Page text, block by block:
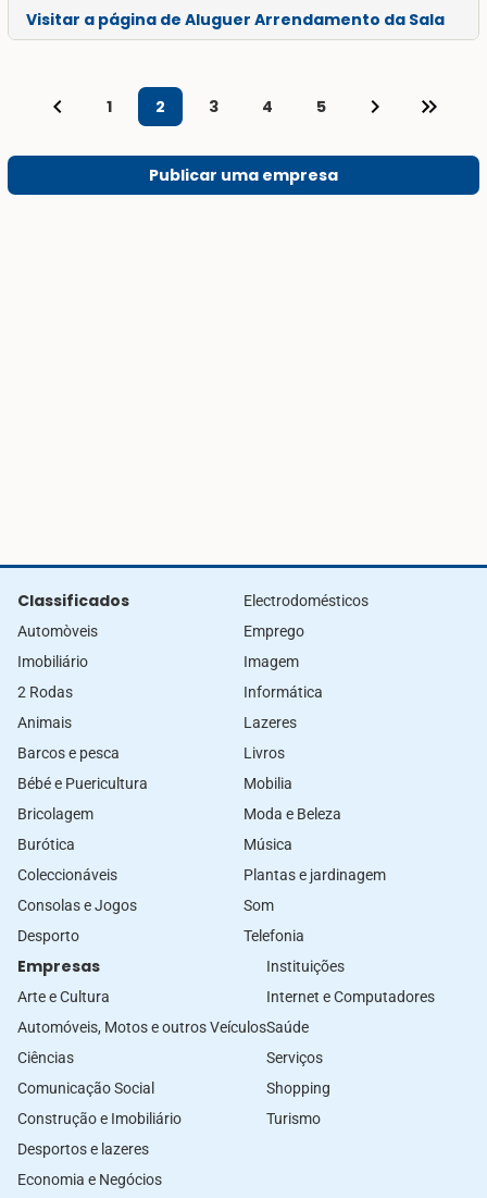
Visitar a página de Aluguer Arrendamento da Sala
keyboard_arrow_left 1 2 3 4 5 keyboard_arrow_right keyboard_double_arrow_right
Publicar uma empresa
Classificados
Automòveis
Imobiliário
2 Rodas
Animais
Barcos e pesca
Bébé e Puericultura
Bricolagem
Burótica
Coleccionáveis
Consolas e Jogos
Desporto
Electrodomésticos
Emprego
Imagem
Informática
Lazeres
Livros
Mobilia
Moda e Beleza
Música
Plantas e jardinagem
Som
Telefonia
Empresas
Arte e Cultura
Automóveis, Motos e outros Veículos
Ciências
Comunicação Social
Construção e Imobiliário
Desportos e lazeres
Economia e Negócios
Instituições
Internet e Computadores
Saúde
Serviços
Shopping
Turismo